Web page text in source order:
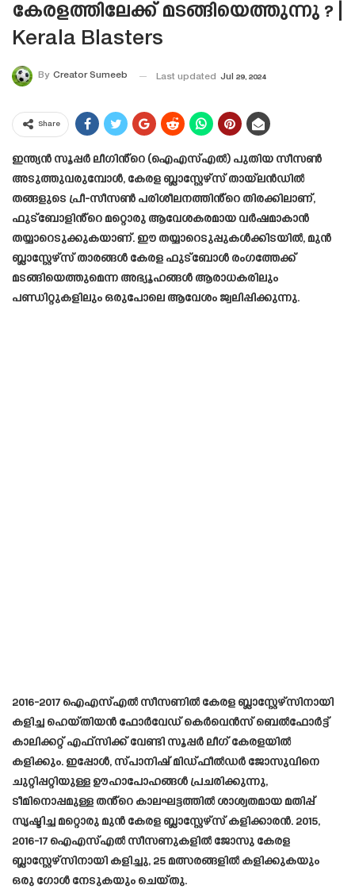
കേരളത്തിലേക്ക് മടങ്ങിയെത്തുന്നു ? |
Kerala Blasters
By Creator Sumeeb Last updated Jul 29, 2024
Share
ഇന്ത്യൻ സൂപ്പർ ലീഗിൻ്റെ (ഐഎസ്എൽ) പുതിയ സീസൺ
അടുത്തുവരുമ്പോൾ, കേരള ബ്ലാസ്റ്റേഴ്‌സ് തായ്‌ലൻഡിൽ
തങ്ങളുടെ പ്രീ-സീസൺ പരിശീലനത്തിൻ്റെ തിരക്കിലാണ്,
ഫുട്‌ബോളിൻ്റെ മറ്റൊരു ആവേശകരമായ വർഷമാകാൻ
തയ്യാറെടുക്കുകയാണ്. ഈ തയ്യാറെടുപ്പുകൾക്കിടയിൽ, മുൻ
ബ്ലാസ്റ്റേഴ്‌സ് താരങ്ങൾ കേരള ഫുട്‌ബോൾ രംഗത്തേക്ക്
മടങ്ങിയെത്തുമെന്ന അഭ്യൂഹങ്ങൾ ആരാധകരിലും
പണ്ഡിറ്റുകളിലും ഒരുപോലെ ആവേശം ജ്വലിപ്പിക്കുന്നു.
2016-2017 ഐഎസ്എൽ സീസണിൽ കേരള ബ്ലാസ്റ്റേഴ്‌സിനായി
കളിച്ച ഹെയ്തിയൻ ഫോർവേഡ് കെർവെൻസ് ബെൽഫോർട്ട്
കാലിക്കറ്റ് എഫ്സിക്ക് വേണ്ടി സൂപ്പർ ലീഗ് കേരളയിൽ
കളിക്കും. ഇപ്പോൾ, സ്പാനിഷ് മിഡ്ഫീൽഡർ ജോസുവിനെ
ചുറ്റിപ്പറ്റിയുള്ള ഊഹാപോഹങ്ങൾ പ്രചരിക്കുന്നു,
ടീമിനൊപ്പമുള്ള തൻ്റെ കാലഘട്ടത്തിൽ ശാശ്വതമായ മതിപ്പ്
സൃഷ്ടിച്ച മറ്റൊരു മുൻ കേരള ബ്ലാസ്റ്റേഴ്‌സ് കളിക്കാരൻ. 2015,
2016-17 ഐഎസ്എൽ സീസണുകളിൽ ജോസു കേരള
ബ്ലാസ്റ്റേഴ്സിനായി കളിച്ചു, 25 മത്സരങ്ങളിൽ കളിക്കുകയും
ഒരു ഗോൾ നേടുകയും ചെയ്തു.